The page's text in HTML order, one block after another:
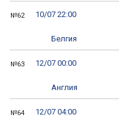
№62 10/07 22:00
Белгия
№63 12/07 00:00
Англия
№64 12/07 04:00